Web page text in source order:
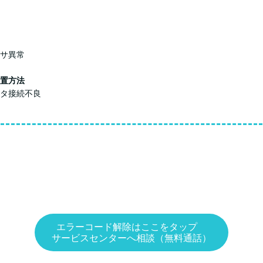
異常
方法
接続不良
エラーコード解除はここをタップ
サービスセンターへ相談（無料通話）